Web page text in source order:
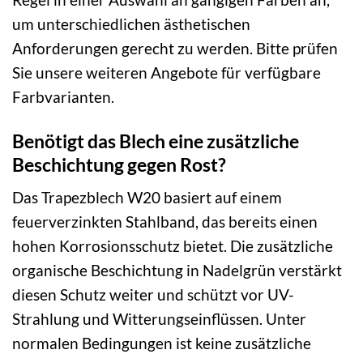
um unterschiedlichen ästhetischen
Anforderungen gerecht zu werden. Bitte prüfen
Sie unsere weiteren Angebote für verfügbare
Farbvarianten.
Benötigt das Blech eine zusätzliche
Beschichtung gegen Rost?
Das Trapezblech W20 basiert auf einem
feuerverzinkten Stahlband, das bereits einen
hohen Korrosionsschutz bietet. Die zusätzliche
organische Beschichtung in Nadelgrün verstärkt
diesen Schutz weiter und schützt vor UV-
Strahlung und Witterungseinflüssen. Unter
normalen Bedingungen ist keine zusätzliche